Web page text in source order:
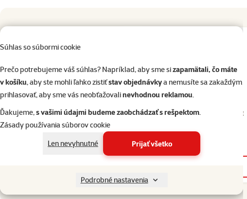
Súhlas so súbormi cookie
Prečo potrebujeme váš súhlas? Napríklad, aby sme sizapamätali, čo máte
v košíku, aby ste mohli ľahko zistiťstav objednávkya nemusíte sa zakaždým
prihlasovať, aby sme vás neobťažovalinevhodnou reklamou.
Ďakujeme,s vašimi údajmi budeme zaobchádzať s rešpektom.
Zásady používania súborov cookie
Len nevyhnutné
Prijať všetko
Podrobné nastavenia
Vrecká na exkrementy
Výcvik psa
Cestovné potreby pre psov
kolieska z kačacieho mäsa 230 g